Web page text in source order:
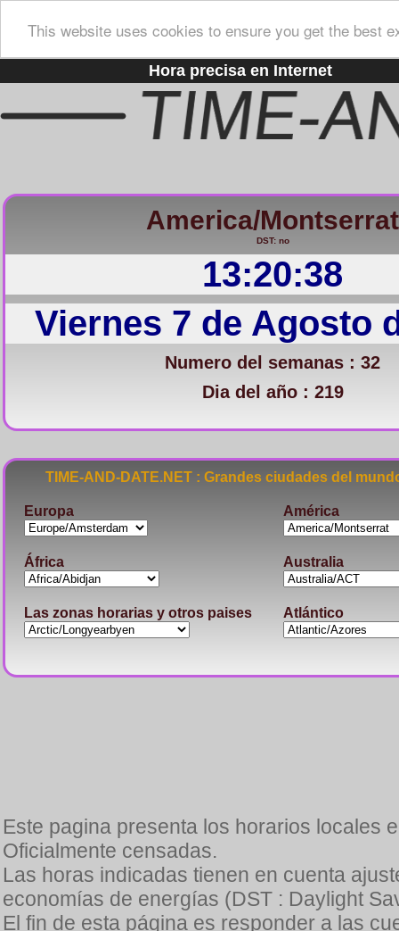
This website uses cookies to ensure you get the best
Hora precisa en Internet
America/Montserrat
DST: no
13:20:39
Viernes 7 de Agosto
Numero del semanas : 32
Dia del año : 219
TIME-AND-DATE.NET : Grandes ciudades del
Europa América
África Australia
Las zonas horarias y otros paises Atlántico
Este pagina presenta los horarios locales
Oficialmente censadas.
Las horas indicadas tienen en cuenta
economías de energías (DST : Daylight
El fin de esta página es responder a las